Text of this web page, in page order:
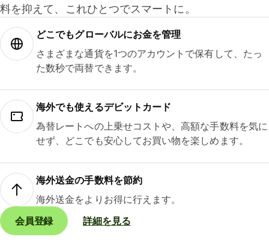
料を抑えて、これひとつでスマートに。
どこでもグ⁠ロ⁠ー⁠バ⁠ルにお金を管理
さまざまな通貨を1つのアカウントで保有して、たっ
た数秒で両替できます。
海外でも使えるデビットカード
為替レートへの上乗せコストや、高額な手数料を気に
せず、どこでも安心してお買い物を楽しめます。
海外送金の手数料を節約
海外送金をよりお得に行えます。
会員登録
詳細を見る